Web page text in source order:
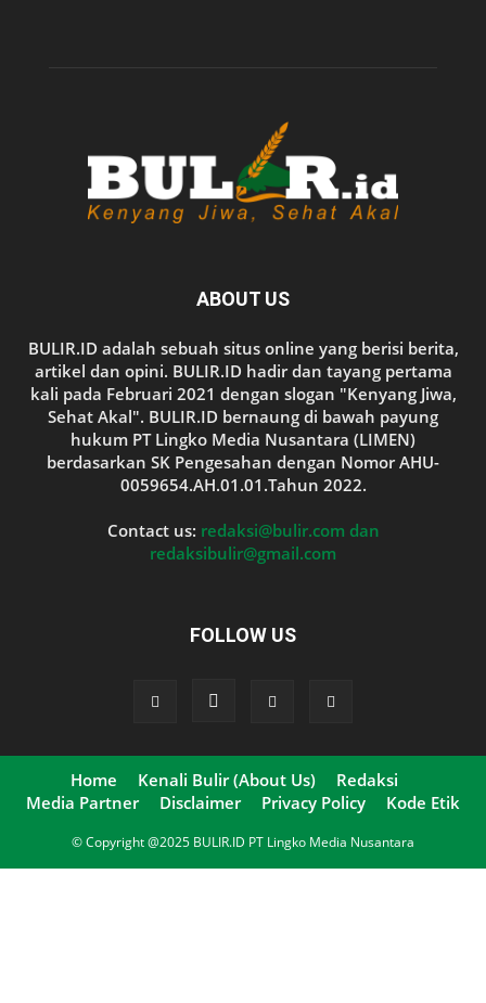
ABOUT US
BULIR.ID adalah sebuah situs online yang berisi berita,
artikel dan opini. BULIR.ID hadir dan tayang pertama
kali pada Februari 2021 dengan slogan "Kenyang Jiwa,
Sehat Akal". BULIR.ID bernaung di bawah payung
hukum PT Lingko Media Nusantara (LIMEN)
berdasarkan SK Pengesahan dengan Nomor AHU-
0059654.AH.01.01.Tahun 2022.
Contact us: redaksi@bulir.com dan
redaksibulir@gmail.com
FOLLOW US
Home Kenali Bulir (About Us)
Redaksi
Media Partner
Disclaimer Privacy Policy Kode Etik
© Copyright @2025 BULIR.ID PT Lingko Media Nusantara